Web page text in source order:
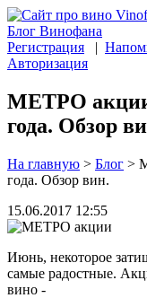
Блог Винофана
Регистрация |
Авторизация
МЕТРО акции
года. Обзор
На главную > Блог >
года. Обзор вин.
15.06.2017 12:55
Июнь, некоторое
самые радостные.
вино -